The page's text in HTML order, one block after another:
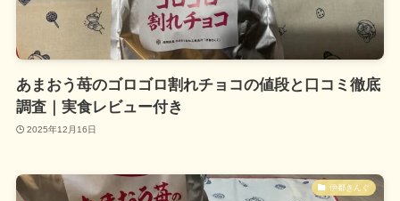
あまおう苺のゴロゴロ割れチョコの値段と口コミ徹底
調査｜実食レビュー付き
2025年12月16日
伊都きんぐ